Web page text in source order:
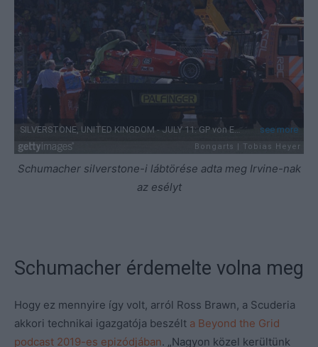
Schumacher silverstone-i lábtörése adta meg Irvine-nak
az esélyt
Schumacher érdemelte volna meg
Hogy ez mennyire így volt, arról Ross Brawn, a Scuderia
akkori technikai igazgatója beszélt a Beyond the Grid
podcast 2019-es epizódjában. „Nagyon közel kerültünk